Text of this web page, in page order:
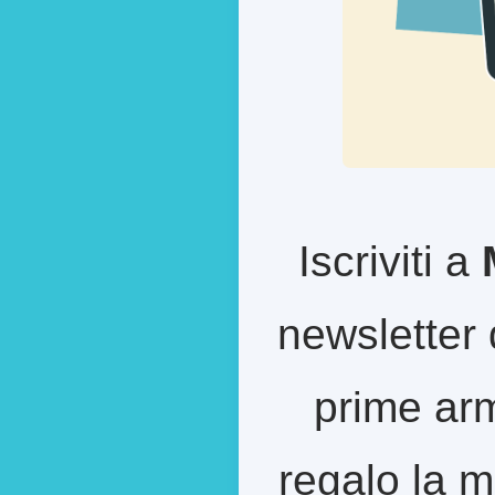
Iscriviti a
newsletter
prime
regalo la